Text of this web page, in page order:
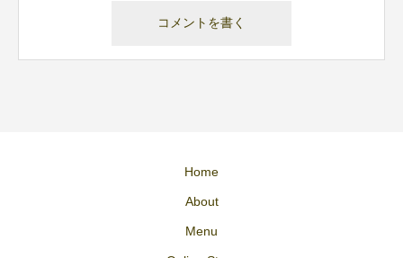
Home
About
Menu